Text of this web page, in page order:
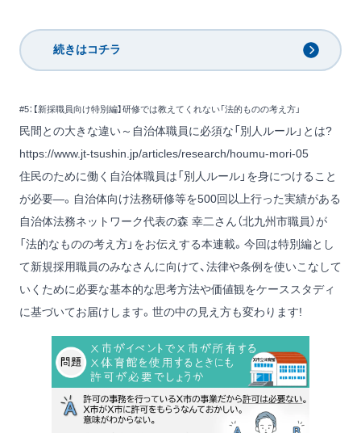
続きはコチラ
#5：【新採職員向け特別編】研修では教えてくれない「法的ものの考え方」
民間との大きな違い～自治体職員に必須な「別人ルール」とは?
https://www.jt-tsushin.jp/articles/research/houmu-mori-05
住民のために働く自治体職員は「別人ルール」を身につけること
が必要―。自治体向け法務研修等を500回以上行った実績がある
自治体法務ネットワーク代表の森 幸二さん（北九州市職員）が
「法的なものの考え方」をお伝えする本連載。今回は特別編とし
て新規採用職員のみなさんに向けて、法律や条例を使いこなして
いくために必要な基本的な思考方法や価値観をケーススタディ
に基づいてお届けします。世の中の見え方も変わります!